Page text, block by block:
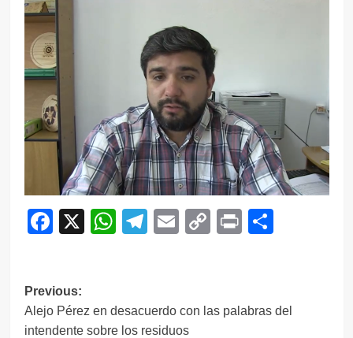
Facebook
X WhatsApp
Telegram
EmailCopy
Print
Navegación
de
Previous:
Alejo Pérez en desacuerdo con las palabras del
intendente sobre los residuos